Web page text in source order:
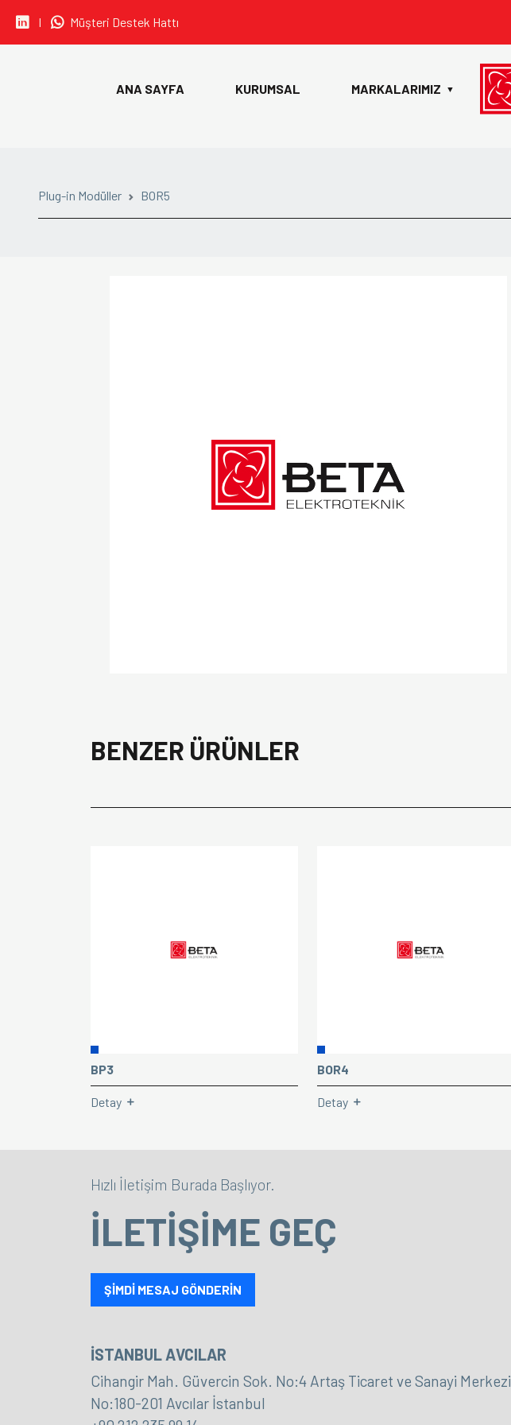
I Müşteri Destek Hattı
ANA SAYFA KURUMSAL MARKALARIMIZ ▼
Plug-in Modüller BOR5
BENZER ÜRÜNLER
BP3
Detay
BOR4
Detay
Hızlı İletişim Burada Başlıyor.
İLETİŞİME GEÇ
ŞİMDİ MESAJ GÖNDERİN
İSTANBUL AVCILAR
Cihangir Mah. Güvercin Sok. No:4 Artaş Ticaret ve Sanayi Merkezi
No:180-201 Avcılar İstanbul